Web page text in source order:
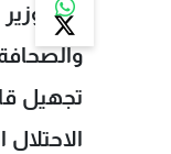
وجّه
تجهيل